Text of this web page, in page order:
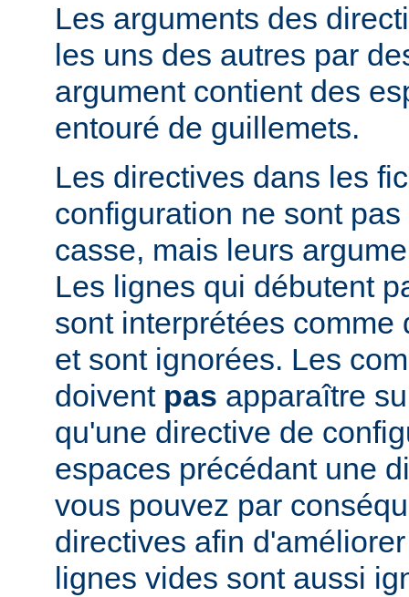
Les arguments des
les uns des autres par
argument contient des
entouré de guillemets.
Les directives dans les
configuration ne sont
casse, mais leurs
Les lignes qui débutent
sont interprétées comme
et sont ignorées. Les
doivent pas apparaître
qu'une directive de
espaces précédant une
vous pouvez par
directives afin
lignes vides sont aussi